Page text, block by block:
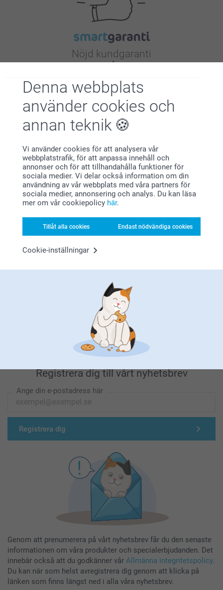
Denna webbplats
använder cookies och
annan teknik
Vi använder cookies för att analysera vår
webbplatstrafik, för att anpassa innehåll och
annonser och för att tillhandahålla funktioner för
sociala medier. Vi delar också information om din
användning av vår webbplats med våra partners för
sociala medier, annonsering och analys. Du kan läsa
mer om vår cookiepolicy här.
Tillåt alla cookies Endast nödvändiga cookies
Cookie-inställningar
Nöjd kundgaranti
Letar du efter inspiration?
Förstklassig kundservice
Registrera dig till vårt nyhetsbrev
Ange din e-postadress här
Registrera dig
Genom att prenumerera på vårt nyhetsbrev får du den senaste
informationen om våra produkter och specialerbjudanden. Det
innebär också att du godkänner vår Allmänna integritetspolicy.
Du kan när som helst avregistrera dig genom att klicka på
länken som finns längst ned i alla våra nyhetsbrev.